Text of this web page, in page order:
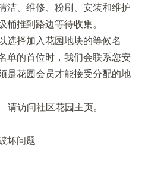
洁、维修、粉刷、安装和维护
推到路边等待收集。
选择加入花园地块的等候名
单的首位时，我们会联系您安
是花园会员才能接受分配的地
请访问社区花园主页。
坏问题